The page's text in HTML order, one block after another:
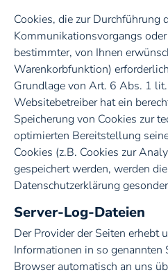
Cookies, die zur Durchführung
Kommunikationsvorgangs
bestimmter, von Ihnen
Warenkorbfunktion)
Grundlage von Art. 6 Abs. 1
Websitebetreiber hat ein
Speicherung von Cookies zur
optimierten Bereitstellung
Cookies (z.B. Cookies zur
gespeichert werden, werden
Datenschutzerklärung
Server-Log-Dateien
Der Provider der Seiten erhebt
Informationen in so genannten
Browser automatisch an uns